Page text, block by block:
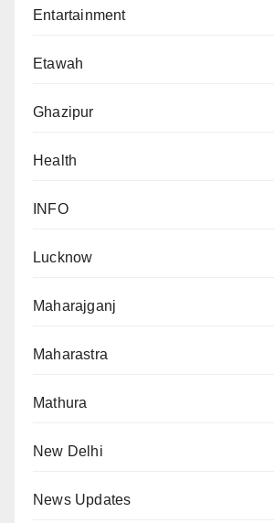
Entartainment
Etawah
Ghazipur
Health
INFO
Lucknow
Maharajganj
Maharastra
Mathura
New Delhi
News Updates